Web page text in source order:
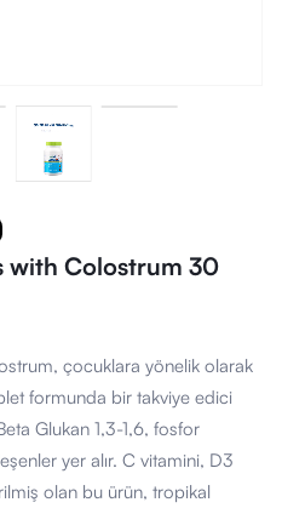
with Colostrum 30
çocuklara yönelik olarak
formunda bir takviye edici
Glukan 1,3-1,6, fosfor
yer alır. C vitamini, D3
olan bu ürün, tropikal